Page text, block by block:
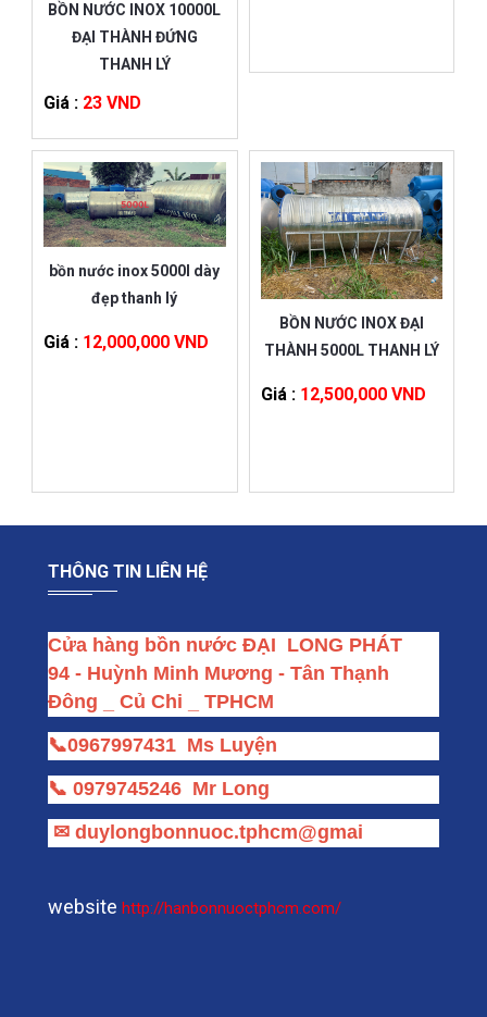
BỒN NƯỚC INOX 10000L
ĐẠI THÀNH ĐỨNG
THANH LÝ
Giá : 23 VND
bồn nước inox 5000l dày
đẹp thanh lý
Giá : 12,000,000 VND
BỒN NƯỚC INOX ĐẠI
THÀNH 5000L THANH LÝ
Giá : 12,500,000 VND
THÔNG TIN LIÊN HỆ
Cửa hàng bồn nước ĐẠI  LONG PHÁT
94 - Huỳnh Minh Mương - Tân Thạnh
Đông _ Củ Chi _ TPHCM
📞0967997431 Ms Luyện
📞 0979745246 Mr Long
✉ duylongbonnuoc.tphcm@gmai
website http://hanbonnuoctphcm.com/